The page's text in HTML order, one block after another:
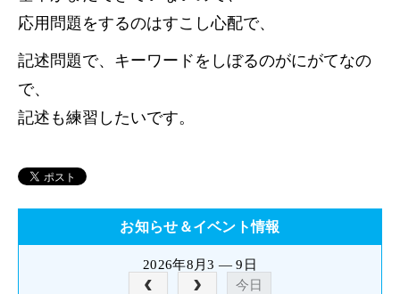
応用問題をするのはすこし心配で、
記述問題で、キーワードをしぼるのがにがてなの
で、
記述も練習したいです。
お知らせ＆イベント情報
2026年8月3 — 9日
今日